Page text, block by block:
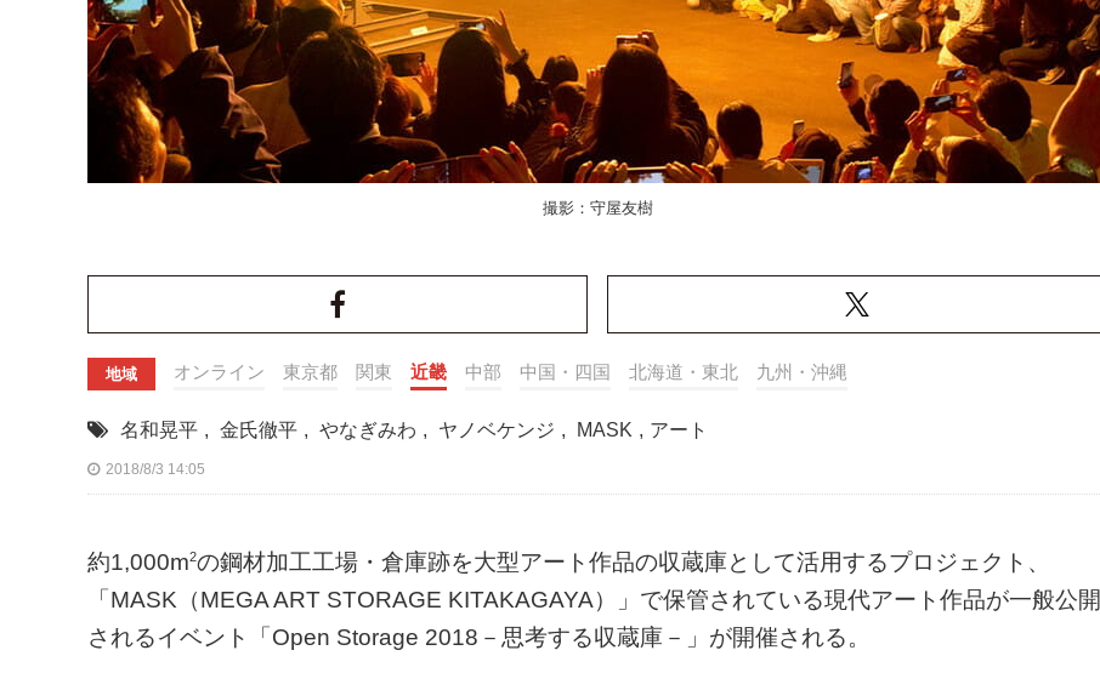
撮影：守屋友樹
地域 オンライン 東京都 関東 近畿 中部 中国・四国 北海道・東北 九州・沖縄
名和晃平 , 金氏徹平 , やなぎみわ , ヤノベケンジ , MASK , アート
2018/8/3 14:05
約1,000m2の鋼材加工工場・倉庫跡を大型アート作品の収蔵庫として活用するプロジェクト、
「MASK（MEGA ART STORAGE KITAKAGAYA）」で保管されている現代アート作品が一般公開
されるイベント「Open Storage 2018－思考する収蔵庫－」が開催される。